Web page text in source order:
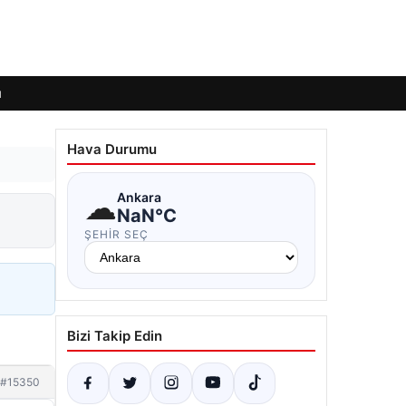
#15350
Hava Durumu
☁Ankara
NaN°C
ŞEHIR SEÇ
Bizi Takip Edin